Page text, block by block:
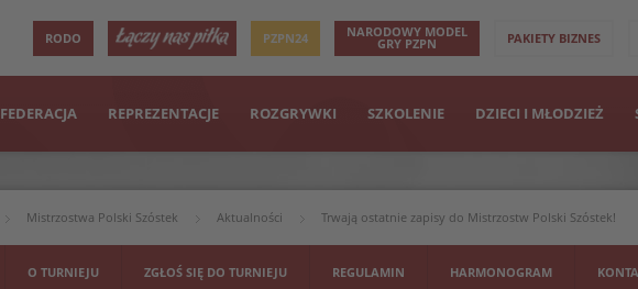
RODO PZPN24 NARODOWY MODEL
GRY PZPN PAKIETY BIZNES
FEDERACJA REPREZENTACJE ROZGRYWKI SZKOLENIE DZIECI I MŁODZIEŻ
Mistrzostwa Polski Szóstek Aktualności Trwają ostatnie zapisy do Mistrzostw Polski Szóstek!
O TURNIEJU ZGŁOŚ SIĘ DO TURNIEJU REGULAMIN HARMONOGRAM